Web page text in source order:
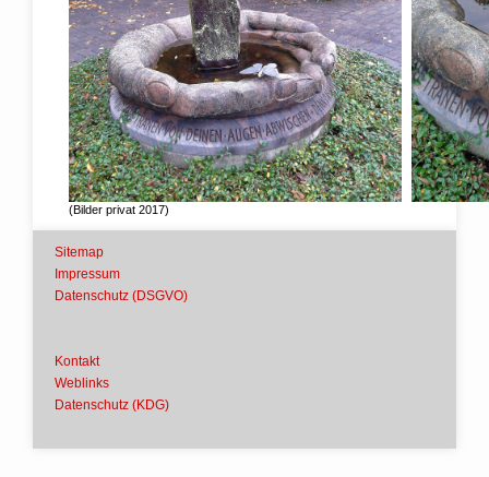
(Bilder privat 2017)
Sitemap
Impressum
Datenschutz (DSGVO)
Kontakt
Weblinks
Datenschutz (KDG)